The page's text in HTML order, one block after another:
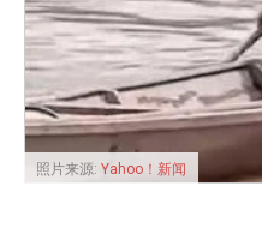
照片来源: Yahoo！新闻